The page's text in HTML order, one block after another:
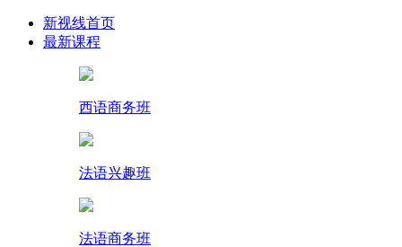
新视线首页
最新课程
西语商务班
法语兴趣班
法语商务班